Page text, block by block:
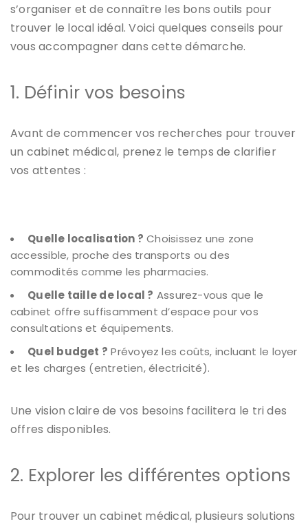
s’organiser et de connaître les bons outils pour
trouver le local idéal. Voici quelques conseils pour
vous accompagner dans cette démarche.
1. Définir vos besoins
Avant de commencer vos recherches pour trouver
un cabinet médical, prenez le temps de clarifier
vos attentes :
Quelle localisation ? Choisissez une zone
accessible, proche des transports ou des
commodités comme les pharmacies.
Quelle taille de local ? Assurez-vous que le
cabinet offre suffisamment d’espace pour vos
consultations et équipements.
Quel budget ? Prévoyez les coûts, incluant le loyer
et les charges (entretien, électricité).
Une vision claire de vos besoins facilitera le tri des
offres disponibles.
2. Explorer les différentes options
Pour trouver un cabinet médical, plusieurs solutions